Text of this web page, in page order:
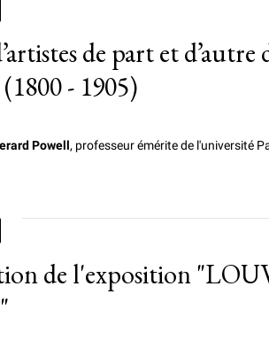
de part et d’autre
- 1905)
Powell, professeur émérite de l'université
de l'exposition